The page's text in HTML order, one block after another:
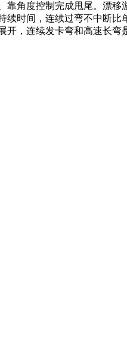
角度控制完成甩尾。漂
时间，连续过弯不中断
，连续发卡弯和高速长弯